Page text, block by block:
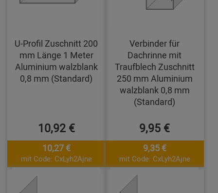
U-Profil Zuschnitt 200
mm Länge 1 Meter
Aluminium walzblank
0,8 mm (Standard)
10,92 €
10,27 €
mit Code: CxLyh2Ajne
Verbinder für
Dachrinne mit
Traufblech Zuschnitt
250 mm Aluminium
walzblank 0,8 mm
(Standard)
9,95 €
9,35 €
mit Code: CxLyh2Ajne